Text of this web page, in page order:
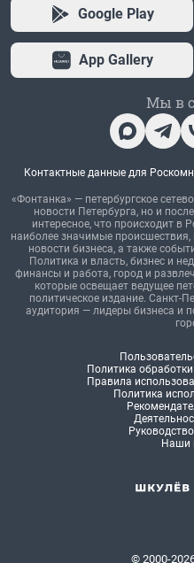
Google Play
App Gallery
Мы в
Контактные данные для
«Фонтанка» — петербургское
новости Петербурга, но и
интересное, что происходит в
наиболее значимые происшествия,
новости бизнеса, а также
Политика и власть, бизнес и
финансы и работа, город и
которые освещает ведущее
политическое издание. Санкт-
аудитория — лидеры бизнеса и
Политика
Правила
Политика
Наши
© 2000-